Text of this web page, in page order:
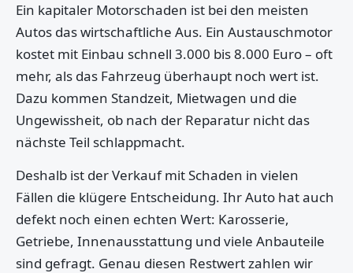
Ein kapitaler Motorschaden ist bei den meisten
Autos das wirtschaftliche Aus. Ein Austauschmotor
kostet mit Einbau schnell 3.000 bis 8.000 Euro – oft
mehr, als das Fahrzeug überhaupt noch wert ist.
Dazu kommen Standzeit, Mietwagen und die
Ungewissheit, ob nach der Reparatur nicht das
nächste Teil schlappmacht.
Deshalb ist der Verkauf mit Schaden in vielen
Fällen die klügere Entscheidung. Ihr Auto hat auch
defekt noch einen echten Wert: Karosserie,
Getriebe, Innenausstattung und viele Anbauteile
sind gefragt. Genau diesen Restwert zahlen wir